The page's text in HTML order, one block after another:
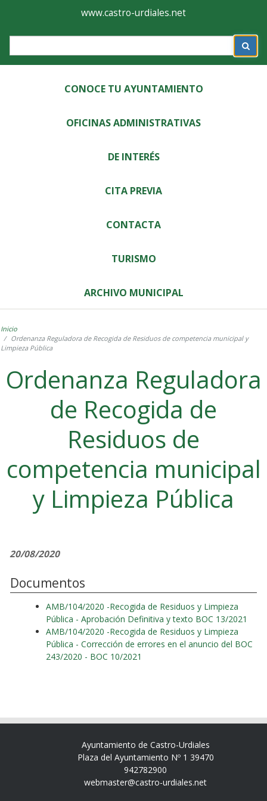
Ayuntamiento
de
Castro-
Urdiales
www.castro-urdiales.net
CONOCE TU AYUNTAMIENTO
OFICINAS ADMINISTRATIVAS
DE INTERÉS
CITA PREVIA
CONTACTA
TURISMO
ARCHIVO MUNICIPAL
Inicio
Ordenanza Reguladora de Recogida de Residuos de competencia municipal y
Limpieza Pública
Ordenanza Reguladora
de Recogida de
Residuos de
competencia municipal
y Limpieza Pública
20/08/2020
Documentos
AMB/104/2020 -Recogida de Residuos y Limpieza
Pública - Aprobación Definitiva y texto BOC 13/2021
AMB/104/2020 -Recogida de Residuos y Limpieza
Pública - Corrección de errores en el anuncio del BOC
243/2020 - BOC 10/2021
Ayuntamiento de Castro-Urdiales
Plaza del Ayuntamiento Nº 1 39470
942782900
webmaster@castro-urdiales.net